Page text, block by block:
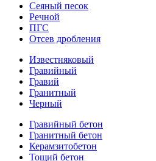
Сеяный песок
Речной
ПГС
Отсев дробления
Известняковый
Гравийный
Гравий
Гранитный
Черный
Гравийный бетон
Гранитный бетон
Керамзитобетон
Тощий бетон